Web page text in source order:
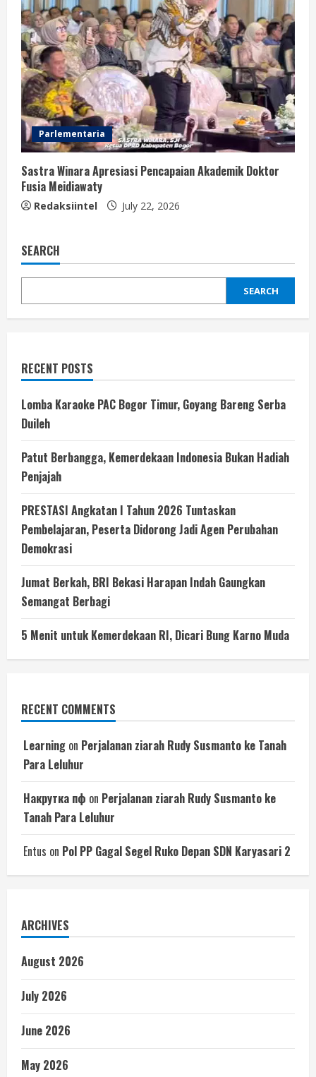
Parlementaria
Sastra Winara Apresiasi Pencapaian Akademik Doktor
Fusia Meidiawaty
Redaksiintel July 22, 2026
SEARCH
SEARCH
RECENT POSTS
Lomba Karaoke PAC Bogor Timur, Goyang Bareng Serba
Duileh
Patut Berbangga, Kemerdekaan Indonesia Bukan Hadiah
Penjajah
PRESTASI Angkatan I Tahun 2026 Tuntaskan
Pembelajaran, Peserta Didorong Jadi Agen Perubahan
Demokrasi
Jumat Berkah, BRI Bekasi Harapan Indah Gaungkan
Semangat Berbagi
5 Menit untuk Kemerdekaan RI, Dicari Bung Karno Muda
RECENT COMMENTS
Learning on Perjalanan ziarah Rudy Susmanto ke Tanah
Para Leluhur
Накрутка пф on Perjalanan ziarah Rudy Susmanto ke
Tanah Para Leluhur
Entus on Pol PP Gagal Segel Ruko Depan SDN Karyasari 2
ARCHIVES
August 2026
July 2026
June 2026
May 2026